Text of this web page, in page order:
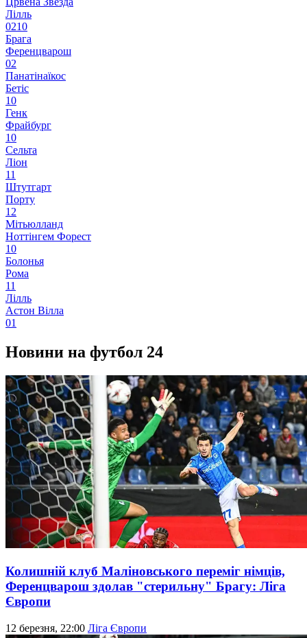
Лілль
0210
Брага
Ференцварош
02
Панатінаїкос
Бетіс
10
Генк
Фрайбург
10
Сельта
Ліон
11
Штутгарт
Порту
1 2
Мітьюлланд
Ноттінгем Форест
10
Болонья
Рома
11
Лілль
Астон Вілла
01
Новини на футбол 24
Колишній клуб Маліновського переміг німців,
Ференцварош здолав "стерильну" Брагу: Ліга
Європи
12 березня, 22:00 Ліга Європи